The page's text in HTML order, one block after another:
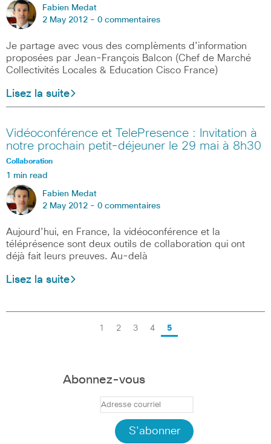
Fabien Medat
2 May 2012 - 0 commentaires
Je partage avec vous des complèments d’information
proposées par Jean-François Balcon (Chef de Marché
Collectivités Locales & Education Cisco France)
Lisez la suite
Vidéoconférence et TelePresence : Invitation à
notre prochain petit-déjeuner le 29 mai à 8h30
Collaboration
1 min read
Fabien Medat
2 May 2012 - 0 commentaires
Aujourd’hui, en France, la vidéoconférence et la
téléprésence sont deux outils de collaboration qui ont
déjà fait leurs preuves. Au-delà
Lisez la suite
1 2 3 4 5
Abonnez-vous